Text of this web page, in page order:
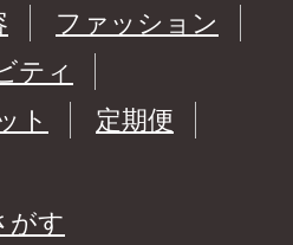
ファッション
ティ
ト
定期便
がす